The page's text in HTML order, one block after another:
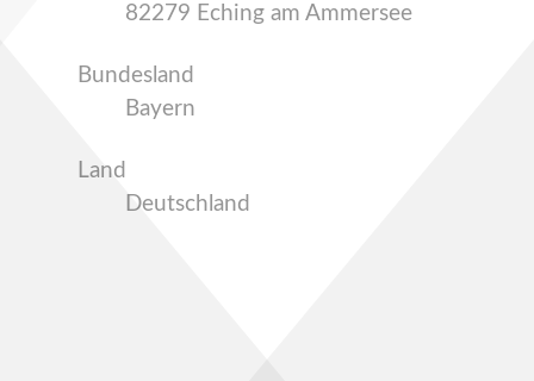
82279 Eching am Ammersee
Bundesland
Bayern
Land
Deutschland